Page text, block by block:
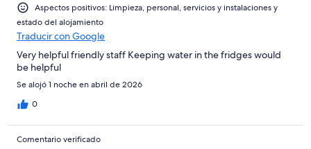
Aspectos positivos: Limpieza, personal, servicios y instalaciones y
estado del alojamiento
Traducir con Google
Very helpful friendly staff Keeping water in the fridges would
be helpful
Se alojó 1 noche en abril de 2026
0
Comentario verificado